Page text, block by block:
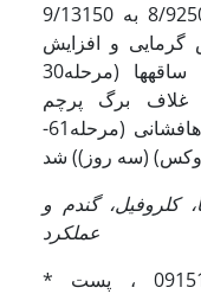
بر کیلو­گرم) و وزن خشک کل (از 8/9250 به 9/13150
گرمایی و افزایش
مراحل رشد (روز تا طویل شدن ساقه­ها (مرحله30
غلاف برگ پرچم
(مرحله43 زادوکس) (یک روز) و گرده­افشانی (مرحله61-
کلروفیل، گندم و
عملکرد
* نویسنده مسئول، تلفن: 09151738571 ، پست